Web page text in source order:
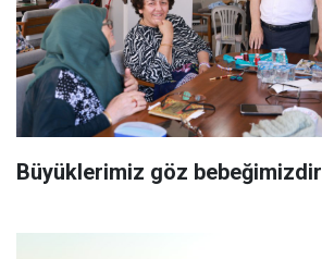
Büyüklerimiz göz bebeğimizdir